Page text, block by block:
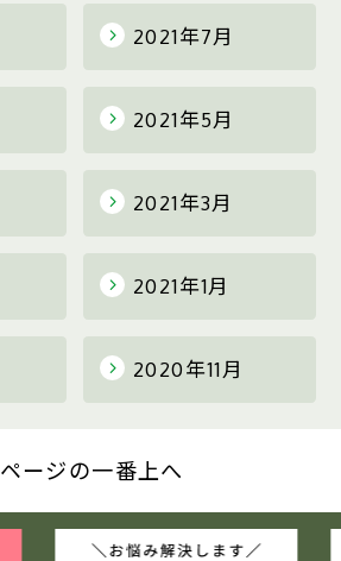
2021年7月
2021年5月
2021年3月
2021年1月
2020年11月
ページの一番上へ